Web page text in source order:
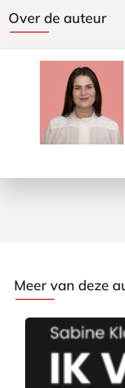
Over de auteur
Meer van deze